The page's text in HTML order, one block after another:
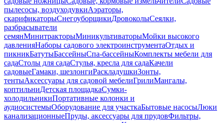
пылесосы, воздуходувкиАэраторы,
скарификаторыСнегоуборщикиДровоколыСеялки,
разбрасыватели
семянМинитракторыМиникультиваторыМойки высокого
давленияНаборы садового электроинструментаОтдых и
пикникБатутыБассейныСпа-бассейныКомплекты мебели для
садаСтолы для садаСтулья, кресла для садаКачели
садовыеГамаки, шезлонгиРаскладушкиЗонты,
тентыАксессуары для садовой мебелиГрилиМангалы,
коптильниДетская площадкаСумки-
холодильникиПортативные колонки и
аудиосистемыОборудование для участкаБытовые насосыЛюки
канализационныеПруды, аксессуары для прудовФильтры,